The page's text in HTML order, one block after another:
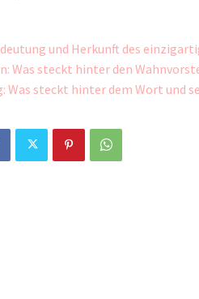
und Herkunft des
Was steckt hinter den
Was steckt hinter dem Wort und